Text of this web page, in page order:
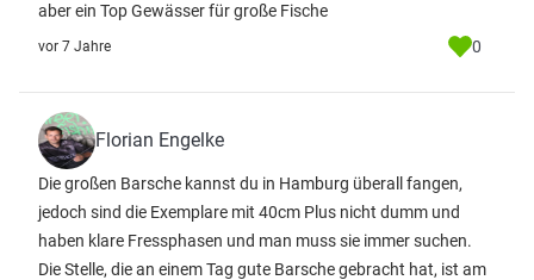
aber ein Top Gewässer für große Fische
vor 7 Jahre 0
Florian Engelke
Die großen Barsche kannst du in Hamburg überall fangen,
jedoch sind die Exemplare mit 40cm Plus nicht dumm und
haben klare Fressphasen und man muss sie immer suchen.
Die Stelle, die an einem Tag gute Barsche gebracht hat, ist am